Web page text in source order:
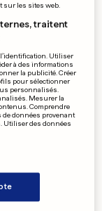
cinq
sur les sites web.
traitent
Utiliser
à des informations
la publicité. Créer
pour sélectionner
personnalisés.
Mesurer la
Comprendre
données provenant
Utiliser des données